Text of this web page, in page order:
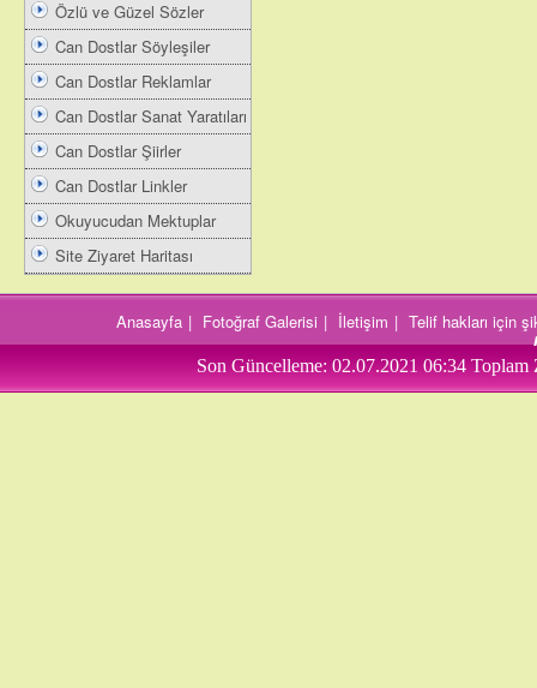
Özlü ve Güzel Sözler
Can Dostlar Söyleşiler
Can Dostlar Reklamlar
Can Dostlar Sanat Yaratıları
Can Dostlar Şiirler
Can Dostlar Linkler
Okuyucudan Mektuplar
Site Ziyaret Haritası
Anasayfa | Fotoğraf Galerisi | İletişim | Telif hakları için
Son Güncelleme: 02.07.2021 06:34 Toplam